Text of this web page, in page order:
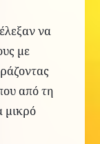
να
με
από τη
μικρό